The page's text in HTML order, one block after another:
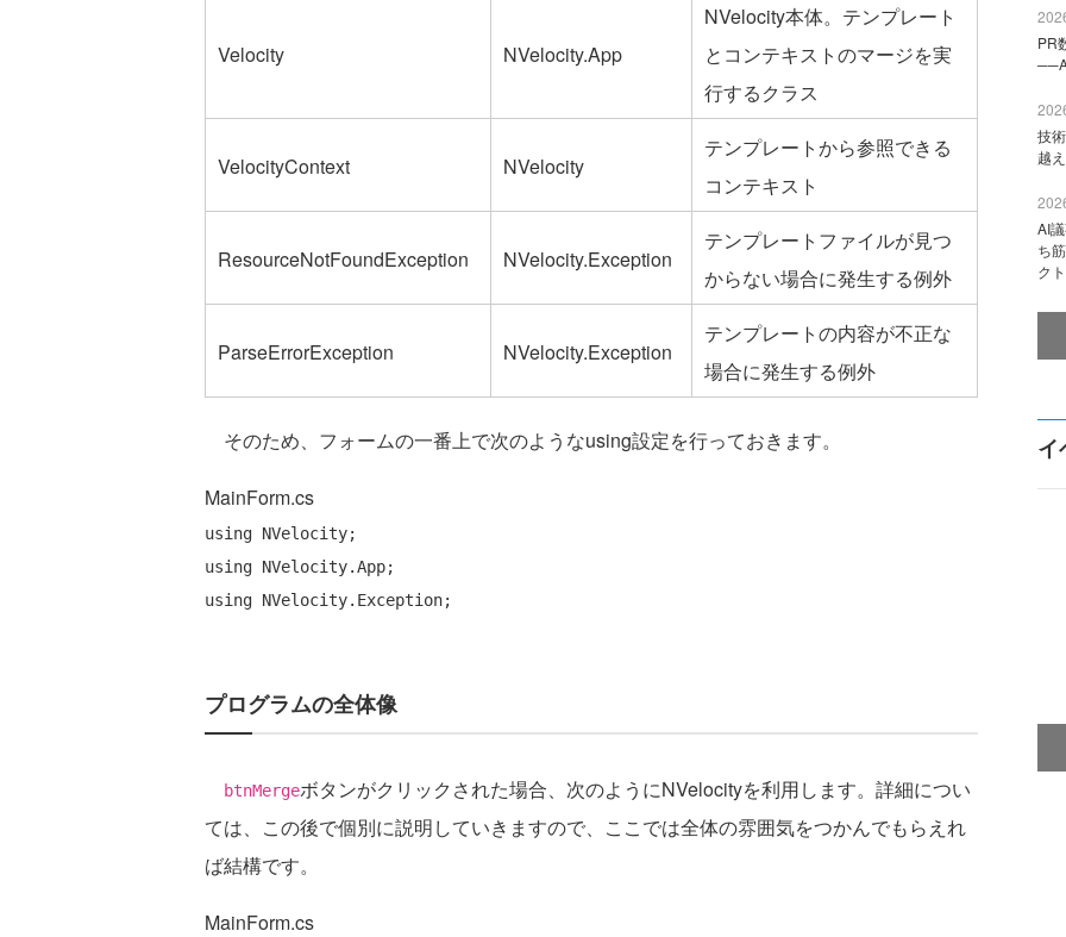
Velocity NVelocity.App
NVelocity本体。テンプレート
とコンテキストのマージを実
行するクラス
VelocityContext NVelocity
テンプレートから参照できる
コンテキスト
ResourceNotFoundException NVelocity.Exception
テンプレートファイルが見つ
からない場合に発生する例外
ParseErrorException NVelocity.Exception
テンプレートの内容が不正な
場合に発生する例外
そのため、フォームの一番上で次のようなusing設定を行っておきます。
MainForm.cs
using
using
using
プログラムの全体像
btnMergeボタンがクリックされた場合、次のようにNVelocityを利用します。詳細につい
ては、この後で個別に説明していきますので、ここでは全体の雰囲気をつかんでもらえれ
ば結構です。
MainForm.cs
PR
技
越
AI
ち
ク
イ